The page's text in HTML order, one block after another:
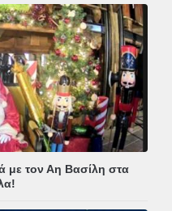
με τον Αη Βασίλη στα